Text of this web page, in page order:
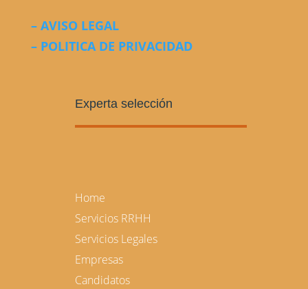
– AVISO LEGAL
– POLITICA DE PRIVACIDAD
Experta selección
Home
Servicios RRHH
Servicios Legales
Empresas
Candidatos